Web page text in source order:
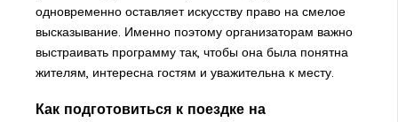
одновременно оставляет искусству право на смелое
высказывание. Именно поэтому организаторам важно
выстраивать программу так, чтобы она была понятна
жителям, интересна гостям и уважительна к месту.
Как подготовиться к поездке на